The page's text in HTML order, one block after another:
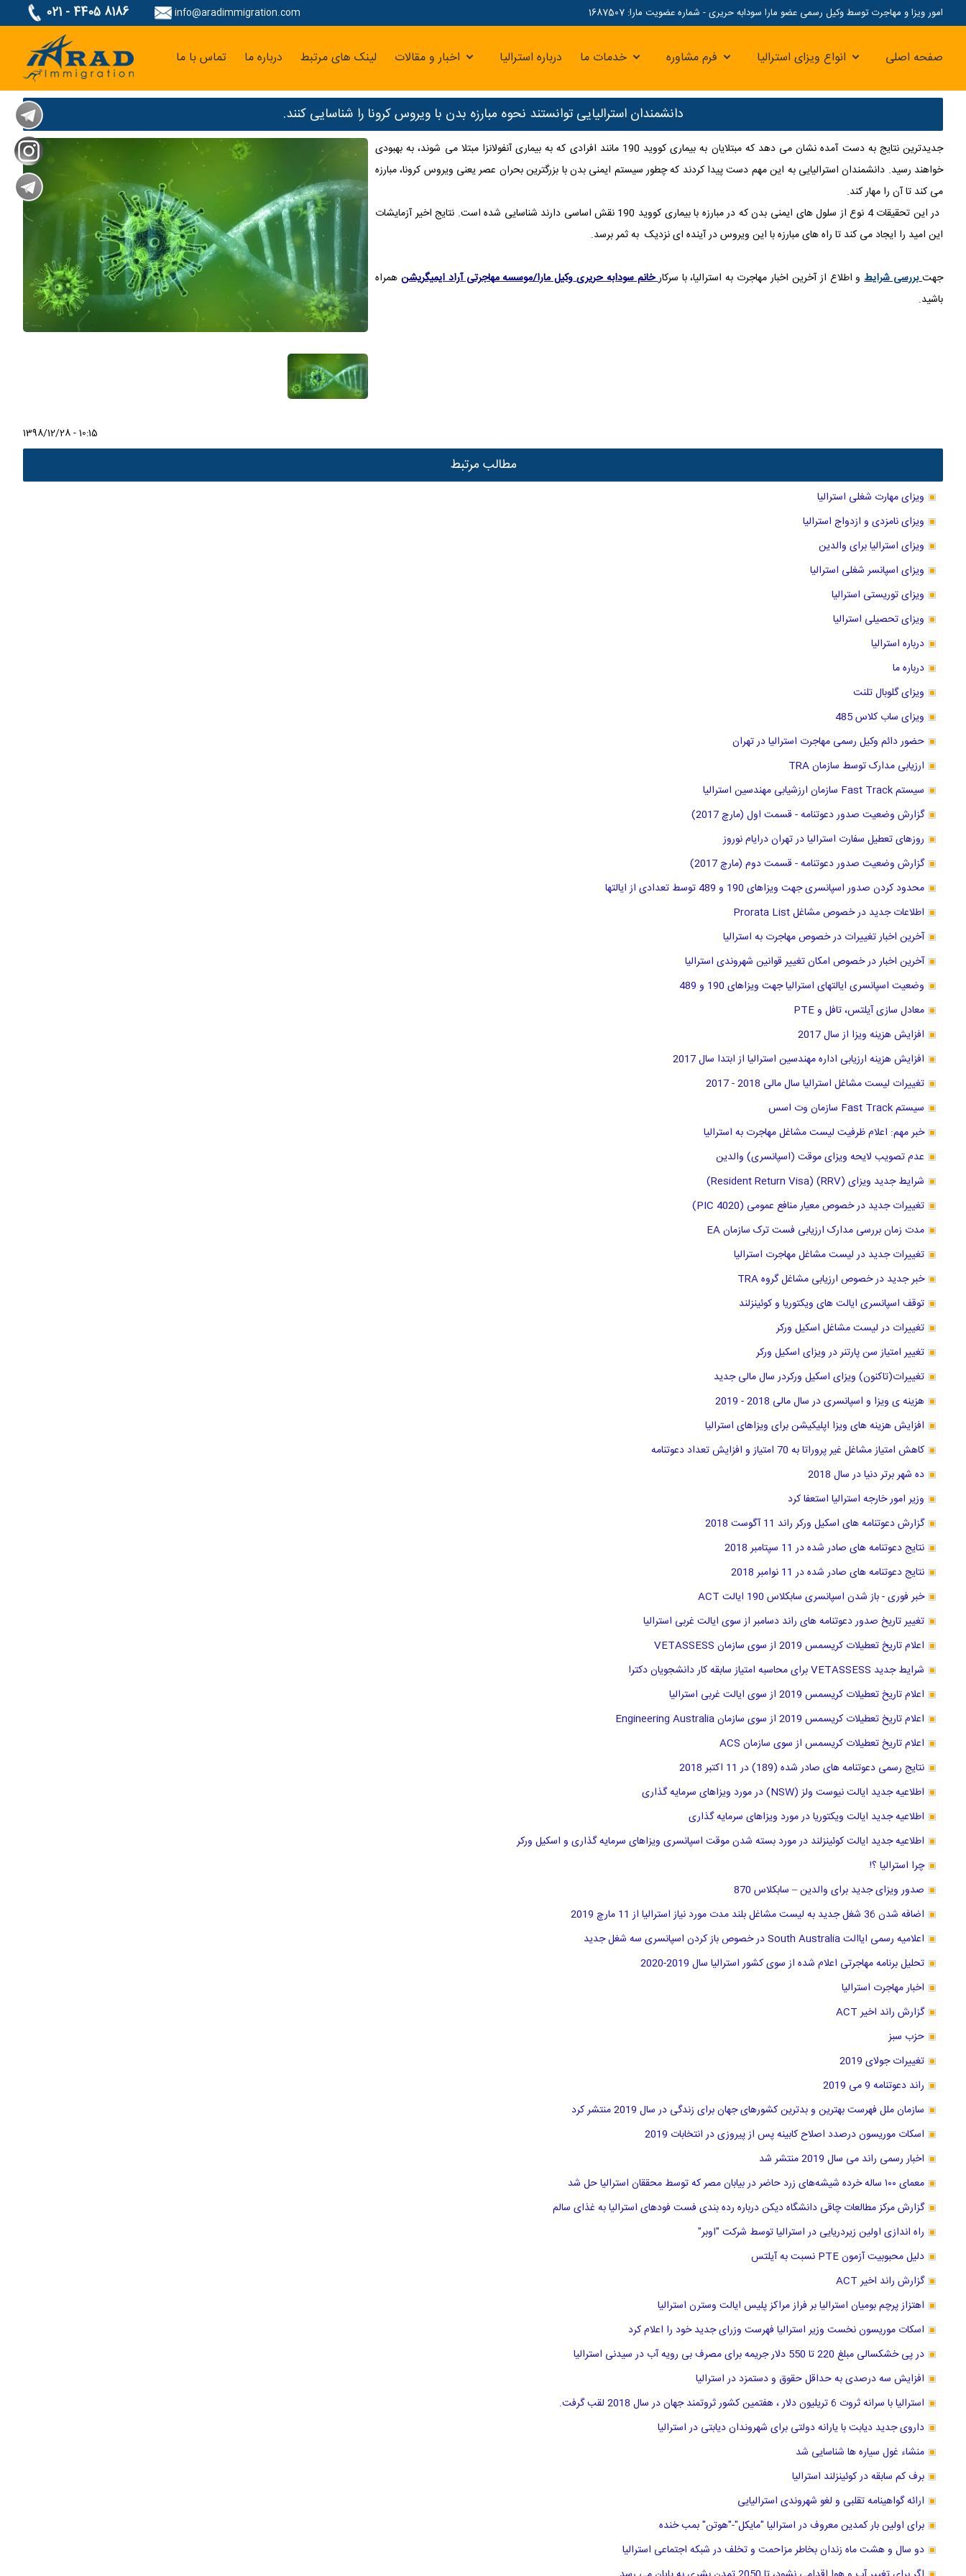
امور ویزا و مهاجرت توسط وکیل رسمی عضو مارا سودابه حریری - شماره عضویت مارا: 1687507 021 - 4405 8186 info@aradimmigration.com
صفحه اصلی انواع ویزای استرالیا فرم مشاوره خدمات ما درباره استرالیا اخبار و مقالات لینک های مرتبط درباره ما تماس با ما
دانشمندان استرالیایی توانستند نحوه مبارزه بدن با ویروس کرونا را شناسایی کنند.
جدیدترین نتایج به دست آمده نشان می دهد که مبتلایان به بیماری کووید 190 مانند افرادی که به بیماری آنفولانزا مبتلا می شوند، به بهبودی
خواهند رسید. دانشمندان استرالیایی به این مهم دست پیدا کردند که چطور سیستم ایمنی بدن با بزرگترین بحران عصر یعنی ویروس کرونا، مبارزه
می کند تا آن را مهار کند.
در این تحقیقات 4 نوع از سلول های ایمنی بدن که در مبارزه با بیماری کووید 190 نقش اساسی دارند شناسایی شده است. نتایج اخیر آزمایشات
این امید را ایجاد می کند تا راه های مبارزه با این ویروس در آینده ای نزدیک به ثمر برسد.
جهت بررسی شرایط و اطلاع از آخرین اخبار مهاجرت به استرالیا، با سرکار خانم سودابه حریری وکیل مارا/موسسه مهاجرتی آراد ایمیگریشن همراه
باشید.
1398/12/28 - 10:15
مطالب مرتبط
ویزای مهارت شغلی استرالیا
ویزای نامزدی و ازدواج استرالیا
ویزای استرالیا برای والدین
ویزای اسپانسر شغلی استرالیا
ویزای توریستی استرالیا
ویزای تحصیلی استرالیا
درباره استرالیا
درباره ما
ویزای گلوبال تلنت
ویزای ساب کلاس 485
حضور دائم وکیل رسمی مهاجرت استرالیا در تهران
ارزیابی مدارک توسط سازمان TRA
سیستم Fast Track سازمان ارزشیابی مهندسین استرالیا
گزارش وضعیت صدور دعوتنامه - قسمت اول (مارچ 2017)
روزهای تعطیل سفارت استرالیا در تهران درایام نوروز
گزارش وضعیت صدور دعوتنامه - قسمت دوم (مارچ 2017)
محدود کردن صدور اسپانسری جهت ویزاهای 190 و 489 توسط تعدادی از ایالتها
اطلاعات جدید در خصوص مشاغل Prorata List
آخرین اخبار تغییرات در خصوص مهاجرت به استرالیا
آخرین اخبار در خصوص امکان تغییر قوانین شهروندی استرالیا
وضعیت اسپانسری ایالتهای استرالیا جهت ویزاهای 190 و 489
معادل سازی آیلتس، تافل و PTE
افزایش هزینه ویزا از سال 2017
افزایش هزینه ارزیابی اداره مهندسین استرالیا از ابتدا سال 2017
تغییرات لیست مشاغل استرالیا سال مالی 2018 - 2017
سیستم Fast Track سازمان وت اسس
خبر مهم: اعلام ظرفیت لیست مشاغل مهاجرت به استرالیا
عدم تصویب لایحه ویزای موقت (اسپانسری) والدین
شرایط جدید ویزای (RRV) (Resident Return Visa)
تغییرات جدید در خصوص معیار منافع عمومی (PIC 4020)
مدت زمان بررسی مدارک ارزیابی فست ترک سازمان EA
تغییرات جدید در لیست مشاغل مهاجرت استرالیا
خبر جدید در خصوص ارزیابی مشاغل گروه TRA
توقف اسپانسری ایالت های ویکتوریا و کوئینزلند
تغییرات در لیست مشاغل اسکیل ورکر
تغییر امتیاز سن پارتنر در ویزای اسکیل ورکر
تغییرات(تاکنون) ویزای اسکیل ورکردر سال مالی جدید
هزینه ی ویزا و اسپانسری در سال مالی 2018 - 2019
افزایش هزینه های ویزا اپلیکیشن برای ویزاهای استرالیا
کاهش امتیاز مشاغل غیر پروراتا به 70 امتیاز و افزایش تعداد دعوتنامه
ده شهر برتر دنیا در سال 2018
وزیر امور خارجه استرالیا استعفا کرد
گزارش دعوتنامه های اسکیل ورکر راند 11 آگوست 2018
نتایج دعوتنامه های صادر شده در 11 سپتامبر 2018
نتایج دعوتنامه های صادر شده در 11 نوامبر 2018
خبر فوری - باز شدن اسپانسری سابکلاس 190 ایالت ACT
تغییر تاریخ صدور دعوتنامه های راند دسامبر از سوی ایالت غربی استرالیا
اعلام تاریخ تعطیلات کریسمس 2019 از سوی سازمان VETASSESS
شرایط جدید VETASSESS برای محاسبه امتیاز سابقه کار دانشجویان دکترا
اعلام تاریخ تعطیلات کریسمس 2019 از سوی ایالت غربی استرالیا
اعلام تاریخ تعطیلات کریسمس 2019 از سوی سازمان Engineering Australia
اعلام تاریخ تعطیلات کریسمس از سوی سازمان ACS
نتایج رسمی دعوتنامه های صادر شده (189) در 11 اکتبر 2018
اطلاعیه جدید ایالت نیوست ولز (NSW) در مورد ویزاهای سرمایه گذاری
اطلاعیه جدید ایالت ویکتوریا در مورد ویزاهای سرمایه گذاری
اطلاعیه جدید ایالت کوئینزلند در مورد بسته شدن موقت اسپانسری ویزاهای سرمایه گذاری و اسکیل ورکر
چرا استرالیا ؟!
صدور ویزای جدید برای والدین – سابکلاس 870
اضافه شدن 36 شغل جدید به لیست مشاغل بلند مدت مورد نیاز استرالیا از 11 مارچ 2019
اعلامیه رسمی ایاالت South Australia در خصوص باز کردن اسپانسری سه شغل جدید
تحلیل برنامه مهاجرتی اعلام شده از سوی کشور استرالیا سال 2019-2020
اخبار مهاجرت استرالیا
گزارش راند اخیر ACT
حزب سبز
تغییرات جولای 2019
راند دعوتنامه 9 می 2019
سازمان ملل فهرست بهترین و بدترین کشور‌های جهان برای زندگی در سال 2019 منتشر کرد
اسکات موریسون درصدد اصلاح کابینه پس از پیروزی در انتخابات 2019
اخبار رسمی راند می سال 2019 منتشر شد
معمای ۱۰۰ ساله خرده شیشه‌های زرد حاضر در بیابان مصر که توسط محققان استرالیا حل شد
گزارش مرکز مطالعات چاقی دانشگاه دیکن درباره رده بندی فست فودهای استرالیا به غذای سالم
راه اندازی اولین زیردریایی در استرالیا توسط شرکت "اوبر"
دلیل محبوبیت آزمون PTE نسبت به آیلتس
گزارش راند اخیر ACT
اهتزاز پرچم بومیان استرالیا بر فراز مراکز پلیس ایالت وسترن استرالیا
اسکات موریسون نخست وزیر استرالیا فهرست وزرای جدید خود را اعلام کرد
در پی خشکسالی مبلغ 220 تا 550 دلار جریمه برای مصرف بی رویه آب در سیدنی استرالیا
افزایش سه درصدی به حداقل حقوق و دستمزد در استرالیا
استرالیا با سرانه ثروت 6 تریلیون دلار ، هفتمین کشور ثروتمند جهان در سال 2018 لقب گرفت.
داروی جدید دیابت با یارانه دولتی برای شهروندان دیابتی در استرالیا
منشاء غول سیاره ها شناسایی شد
برف کم سابقه در کوئینزلند استرالیا
ارائه گواهینامه تقلبی و لغو شهروندی استرالیایی
برای اولین بار کمدین معروف در استرالیا "مایکل"-"هوتن" بمب خنده
دو سال و هشت ماه زندان بخاطر مزاحمت و تخلف در شبکه اجتماعی استرالیا